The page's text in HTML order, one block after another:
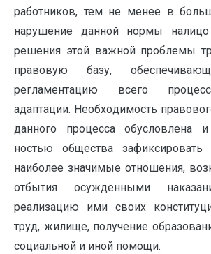
работ­ников, тем не менее в
нарушение данной нормы
решения этой важной проблемы
правовую базу,
регламентацию всего
адаптации. Необхо­димость
данного процесса обусловлена
ностью общества
наиболее значимые отношения,
отбытия осужденными
реализацию ими своих
труд, жи­лище, получение
социальной и иной помощи.